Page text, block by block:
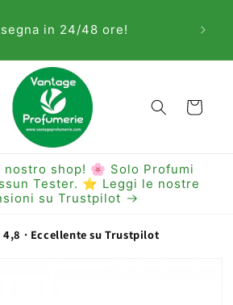
in 24/48 ore!
Carrello
nostro shop! 🌸 Solo Profumi
Tester. ⭐ Leggi le nostre
su Trustpilot
· Eccellente su Trustpilot